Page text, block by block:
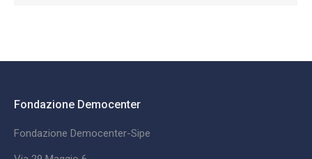
Fondazione Democenter
Fondazione Democenter-Sipe